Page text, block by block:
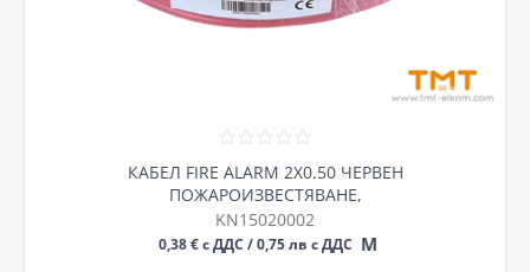
КАБЕЛ FIRE ALARM 2Х0.50 ЧЕРВЕН
ПОЖАРОИЗВЕСТЯВАНЕ,
KN15020002
0,38 € с ДДС / 0,75 лв с ДДС М